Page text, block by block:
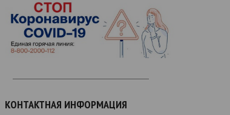
КОНТАКТНАЯ ИНФОРМАЦИЯ